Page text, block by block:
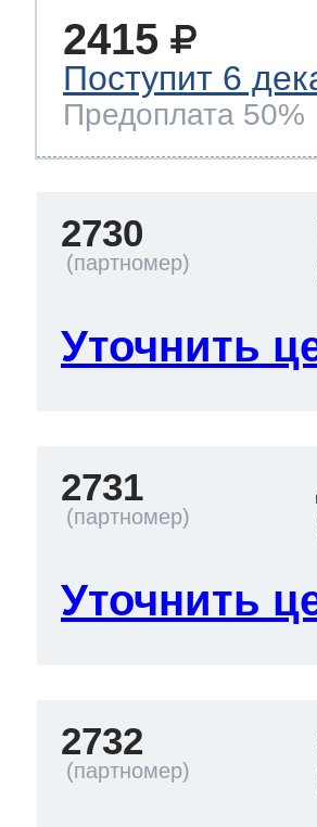
2415
Поступит 6
Предоплата 50%
2730
Уточнить
2731
Уточнить
2732